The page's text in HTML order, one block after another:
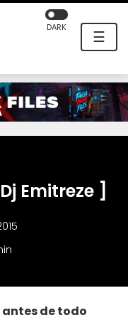
☰
DARK
Emitreze ]
de todo